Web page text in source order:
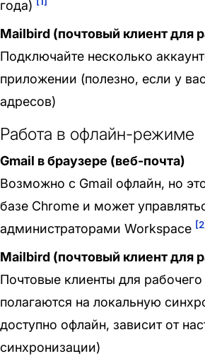
года)
Mailbird (почтовый клиент для
Подключайте несколько
приложении (полезно, если у
адресов)
Работа в офлайн-режиме
Gmail в браузере (веб-почта)
Возможно с Gmail офлайн, но
базе Chrome и может
администраторами Workspace [2]
Mailbird (почтовый клиент для
Почтовые клиенты для
полагаются на локальную
доступно офлайн, зависит от
синхронизации)